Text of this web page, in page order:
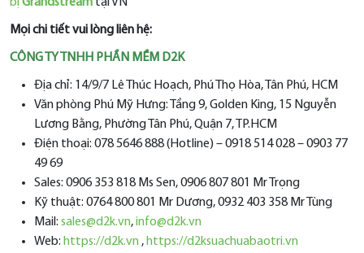
Mọi chi tiết vui lòng liên hệ:
CÔNG TY TNHH PHẦN MỀM D2K
Địa chỉ: 14/9/7 Lê Thúc Hoạch, Phú Thọ Hòa, Tân Phú, HCM
Văn phòng Phú Mỹ Hưng: Tầng 9, Golden King, 15 Nguyễn
Lương Bằng, Phường Tân Phú, Quận 7, TP.HCM
Điện thoại: 078 5646 888 (Hotline) – 0918 514 028 – 0903 77
49 69
Sales: 0906 353 818 Ms Sen, 0906 807 801 Mr Trọng
Kỹ thuật: 0764 800 801 Mr Dương, 0932 403 358 Mr Tùng
Mail: sales@d2k.vn,info@d2k.vn
Web: https://d2k.vn , https://d2ksuachuabaotri.vn